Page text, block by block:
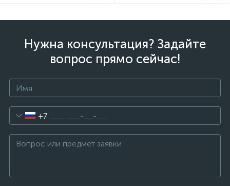
Нужна консультация? Задайте
вопрос прямо сейчас!
+7